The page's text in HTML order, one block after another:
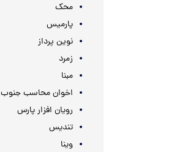
محک
پارمیس
نوین پرداز
زمرد
مبنا
اخوان محاسب جنوب
رویان افزار پارس
تندیس
وینا